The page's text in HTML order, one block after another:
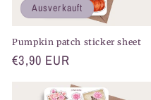
Ausverkauft
Pumpkin patch sticker sheet
Normaler
€3,90 EUR